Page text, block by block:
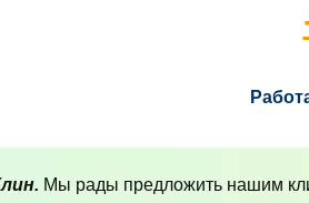
Мы рады предложить нашим